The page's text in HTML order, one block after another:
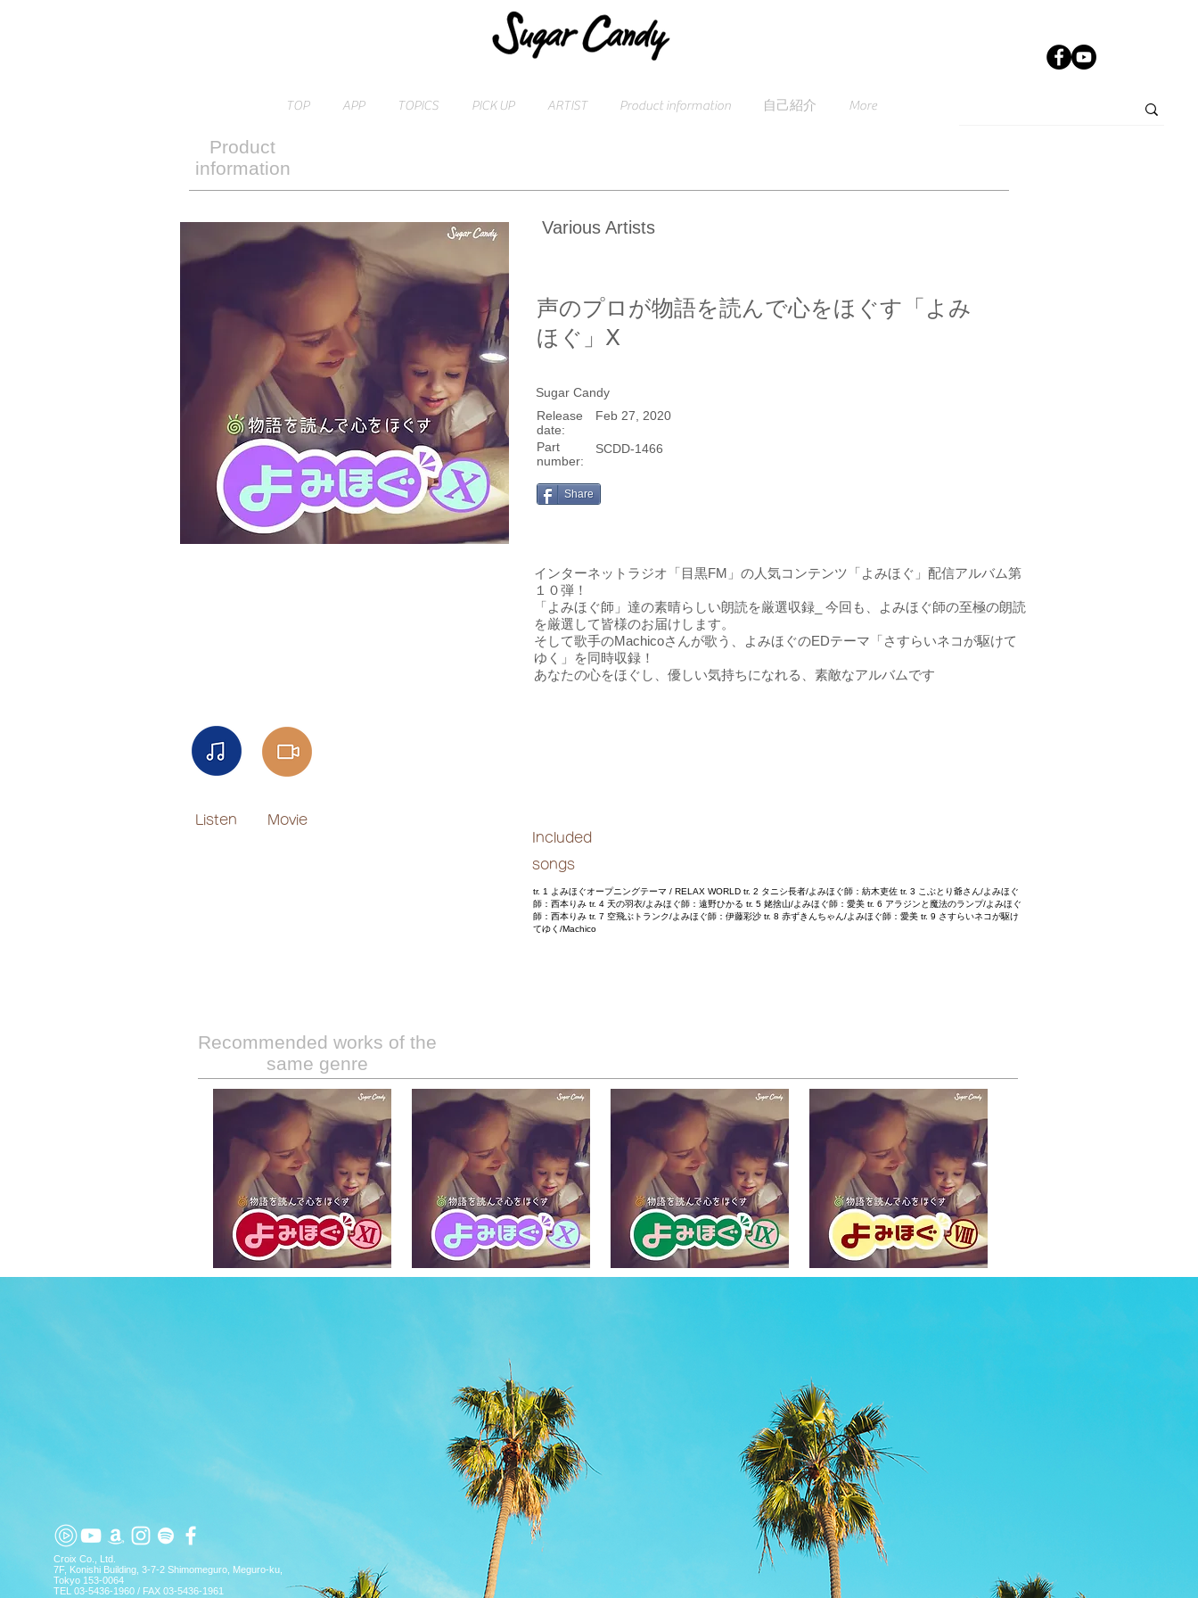
TOP APP TOPICS PICK UP ARTIST Product information 自己紹介 More
Product
information
Various Artists
声のプロが物語を読んで心をほぐす「よみ
ほぐ」Ⅹ
Sugar Candy
Release
date:
Part
number:
Feb 27, 2020
SCDD-1466
Share
インターネットラジオ「目黒FM」の人気コンテンツ「よみほぐ」配信アルバム第
１０弾！
「よみほぐ師」達の素晴らしい朗読を厳選収録_ 今回も、よみほぐ師の至極の朗読
を厳選して皆様のお届けします。
そして歌手のMachicoさんが歌う、よみほぐのEDテーマ「さすらいネコが駆けて
ゆく」を同時収録！
あなたの心をほぐし、優しい気持ちになれる、素敵なアルバムです
Listen
Movie
Included
songs
tr. 1 よみほぐオープニングテーマ / RELAX WORLD tr. 2 タニシ長者/よみほぐ師：紡木吏佐 tr. 3 こぶとり爺さん/よみほぐ
師：西本りみ tr. 4 天の羽衣/よみほぐ師：遠野ひかる tr. 5 姥捨山/よみほぐ師：愛美 tr. 6 アラジンと魔法のランプ/よみほぐ
師：西本りみ tr. 7 空飛ぶトランク/よみほぐ師：伊藤彩沙 tr. 8 赤ずきんちゃん/よみほぐ師：愛美 tr. 9 さすらいネコが駆け
てゆく/Machico
Recommended works of the
same genre
Croix Co., Ltd.
7F, Konishi Building, 3-7-2 Shimomeguro, Meguro-ku,
Tokyo 153-0064
TEL 03-5436-1960 / FAX 03-5436-1961